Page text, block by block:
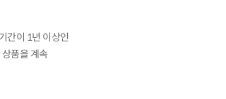
간이 1년 이상인
품을 계속